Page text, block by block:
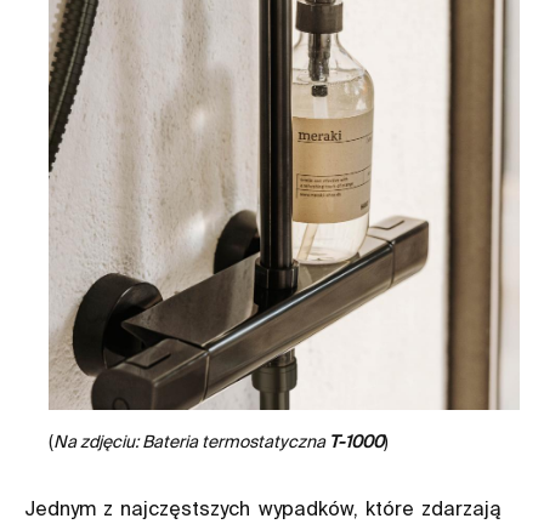
(Na zdjęciu: Bateria termostatyczna T-1000)
Jednym z najczęstszych wypadków, które zdarzają